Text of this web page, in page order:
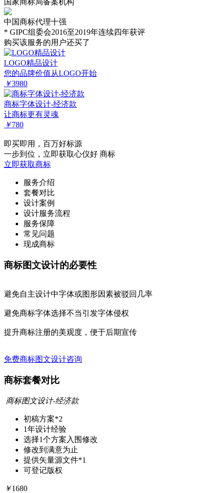
中国商标代理十强
* GIPC组委会2016至2019年连续四年获评
购买该服务的用户还买了
LOGO精品设计
您的品牌价值从LOGO开始
￥3980
商标字体设计-经济款
让商标更有灵魂
￥780
即买即用，百万好标源
一步到位，立即获取心仪好 商标
立即获取商标
服务介绍
套餐对比
设计案例
设计服务流程
服务保障
常见问题
现成商标
商标图文设计的必要性
避免自主设计中字体或图形因素被驳回几率
避免商标字体选择不当引发字体侵权
提升商标注册的美观度，便于后期宣传
免费商标图文设计咨询
商标套餐对比
商标图文设计-经济款
初稿方案*2
1年设计经验
选择1个方案入围修改
修改到满意为止
提供矢量源文件*1
可登记版权
￥1680